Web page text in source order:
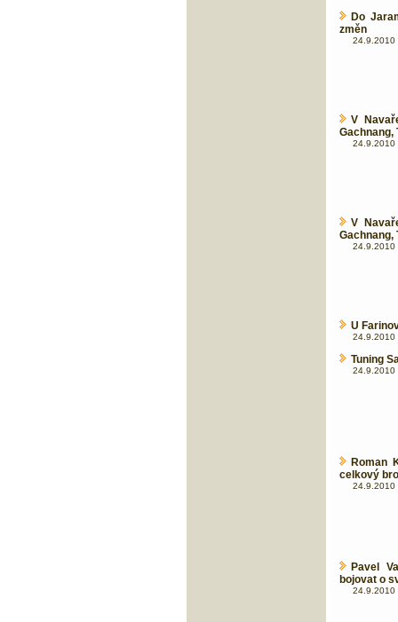
Do
změn
24.9.2010
V
Gachnang,
24.9.2010
V
Gachnang,
24.9.2010
U
24.9.2010
Tuning
24.9.2010
Roman
celkový
24.9.2010
Pavel
bojovat o
24.9.2010